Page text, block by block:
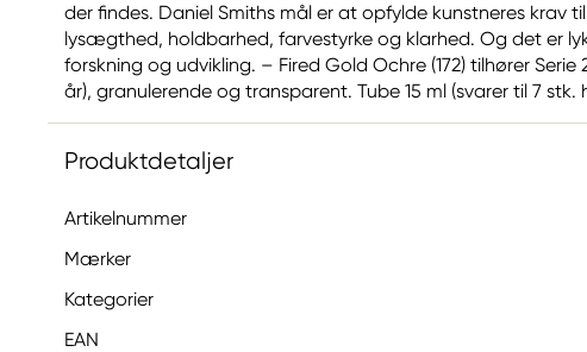
der findes. Daniel Smiths mål er at opfylde kunstneres krav
lysægthed, holdbarhed, farvestyrke og klarhed. Og det er
forskning og udvikling. – Fired Gold Ochre (172) tilhører
år), granulerende og transparent. Tube 15 ml (svarer til 7 stk.
Produktdetaljer
Artikelnummer
Mærker
Kategorier
EAN